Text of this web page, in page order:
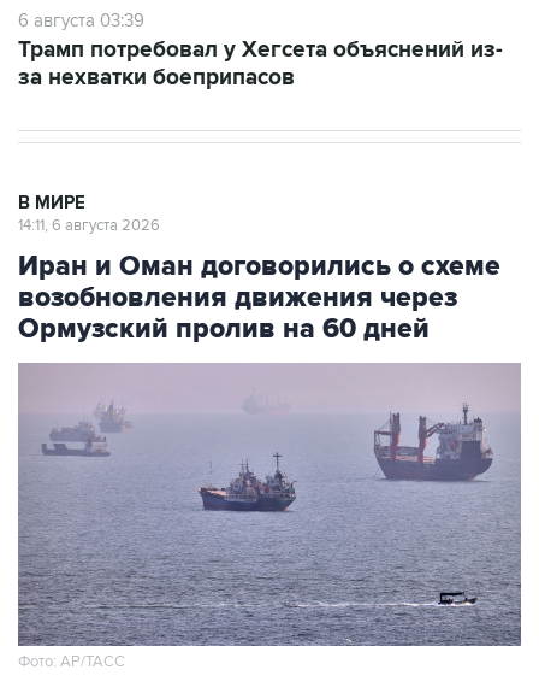
6 августа 03:39
Трамп потребовал у Хегсета объяснений из-
за нехватки боеприпасов
В МИРЕ
14:11, 6 августа 2026
Иран и Оман договорились о схеме
возобновления движения через
Ормузский пролив на 60 дней
Фото: AP/ТАСС